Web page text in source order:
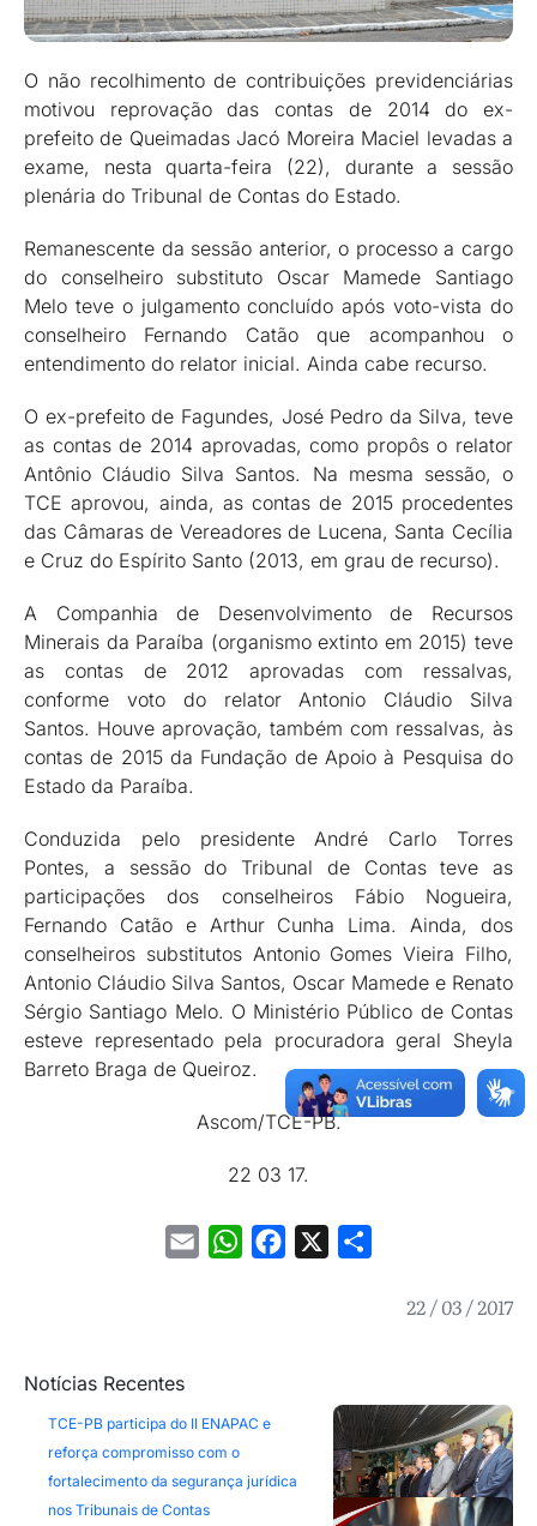
O não recolhimento de contribuições previdenciárias
motivou reprovação das contas de 2014 do ex-
prefeito de Queimadas Jacó Moreira Maciel levadas a
exame, nesta quarta-feira (22), durante a sessão
plenária do Tribunal de Contas do Estado.
Remanescente da sessão anterior, o processo a cargo
do conselheiro substituto Oscar Mamede Santiago
Melo teve o julgamento concluído após voto-vista do
conselheiro Fernando Catão que acompanhou o
entendimento do relator inicial. Ainda cabe recurso.
O ex-prefeito de Fagundes, José Pedro da Silva, teve
as contas de 2014 aprovadas, como propôs o relator
Antônio Cláudio Silva Santos. Na mesma sessão, o
TCE aprovou, ainda, as contas de 2015 procedentes
das Câmaras de Vereadores de Lucena, Santa Cecília
e Cruz do Espírito Santo (2013, em grau de recurso).
A Companhia de Desenvolvimento de Recursos
Minerais da Paraíba (organismo extinto em 2015) teve
as contas de 2012 aprovadas com ressalvas,
conforme voto do relator Antonio Cláudio Silva
Santos. Houve aprovação, também com ressalvas, às
contas de 2015 da Fundação de Apoio à Pesquisa do
Estado da Paraíba.
Conduzida pelo presidente André Carlo Torres
Pontes, a sessão do Tribunal de Contas teve as
participações dos conselheiros Fábio Nogueira,
Fernando Catão e Arthur Cunha Lima. Ainda, dos
conselheiros substitutos Antonio Gomes Vieira Filho,
Antonio Cláudio Silva Santos, Oscar Mamede e Renato
Sérgio Santiago Melo. O Ministério Público de Contas
esteve representado pela procuradora geral Sheyla
Barreto Braga de Queiroz.
Ascom/TCE-PB.
22 03 17.
Email WhatsAppFacebook
22 / 03 / 2017
Notícias Recentes
TCE-PB participa do II ENAPAC e
reforça compromisso com o
fortalecimento da segurança jurídica
nos Tribunais de Contas